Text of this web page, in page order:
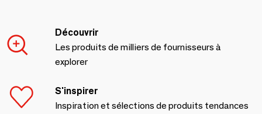
Découvrir
Les produits de milliers de fournisseurs à
explorer
S'inspirer
Inspiration et sélections de produits tendances